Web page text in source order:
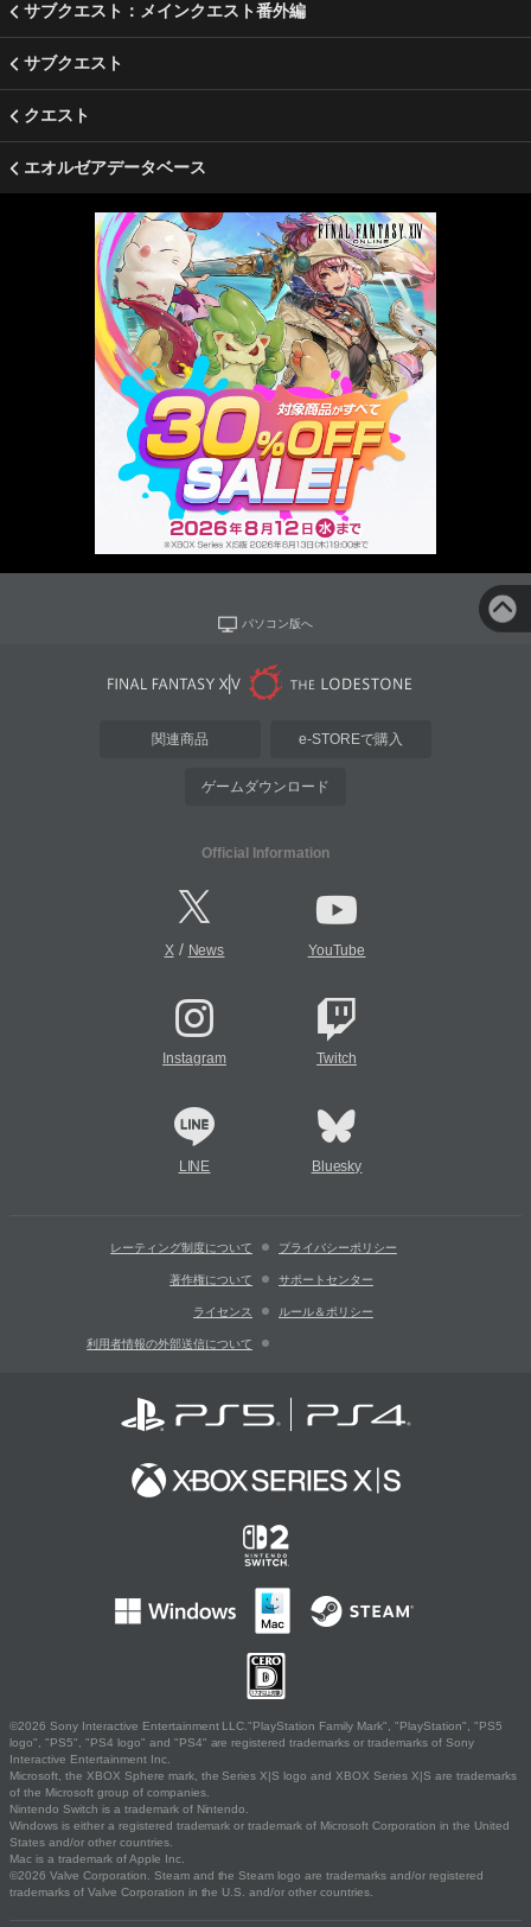
サブクエスト：メインクエスト番外編
サブクエスト
クエスト
エオルゼアデータベース
パソコン版へ
関連商品 e-STOREで購入
ゲームダウンロード
Official Information
X/ News YouTube
Instagram Twitch
LINE Bluesky
レーティング制度について プライバシーポリシー
著作権について サポートセンター
ライセンス ルール＆ポリシー
利用者情報の外部送信について
©2026 Sony Interactive Entertainment LLC."PlayStation Family Mark", "PlayStation", "PS5
logo", "PS5", "PS4 logo" and "PS4" are registered trademarks or trademarks of Sony
Interactive Entertainment Inc.
Microsoft, the XBOX Sphere mark, the Series X|S logo and XBOX Series X|S are trademarks
of the Microsoft group of companies.
Nintendo Switch is a trademark of Nintendo.
Windows is either a registered trademark or trademark of Microsoft Corporation in the United
States and/or other countries.
Mac is a trademark of Apple Inc.
©2026 Valve Corporation. Steam and the Steam logo are trademarks and/or registered
trademarks of Valve Corporation in the U.S. and/or other countries.